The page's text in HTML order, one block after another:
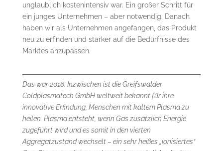
unglaublich kostenintensiv war. Ein großer Schritt für
ein junges Unternehmen – aber notwendig. Danach
haben wir als Unternehmen angefangen, das Produkt
neu zu erfinden und stärker auf die Bedürfnisse des
Marktes anzupassen.
Das war 2016. Inzwischen ist die Greifswalder
Coldplasmatech GmbH weltweit bekannt für ihre
innovative Erfindung, Menschen mit kaltem Plasma zu
heilen. Plasma entsteht, wenn Gas zusätzlich Energie
zugeführt wird und es somit in den vierten
Aggregatzustand wechselt – ein sehr heißes „ionisiertes“